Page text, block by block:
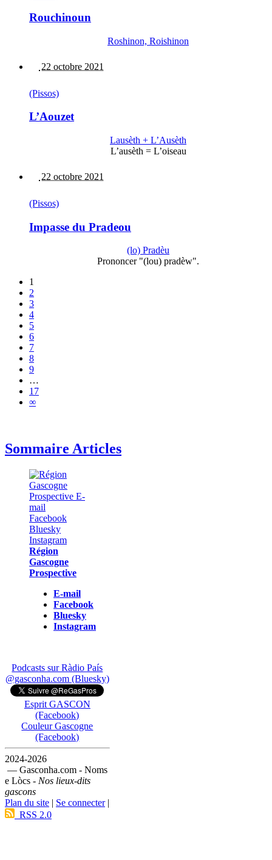
Rouchinoun
Roshinon, Roishinon
22 octobre 2021
(Pissos)
L’Aouzet
Lausèth + L’Ausèth
L’ausèth = L’oiseau
22 octobre 2021
(Pissos)
Impasse du Pradeou
(lo) Pradèu
Prononcer "(lou) pradèw".
1
2
3
4
5
6
7
8
9
…
17
∞
Sommaire Articles
Région
Gascogne
Prospective
E-mail
Facebook
Bluesky
Instagram
Podcasts sur Ràdio País
@gasconha.com (Bluesky)
Esprit GASCON
(Facebook)
Couleur Gascogne
(Facebook)
2024-2026
— Gasconha.com - Noms
e Lòcs - Nos lieux-dits
gascons
Plan du site | Se connecter|
RSS 2.0